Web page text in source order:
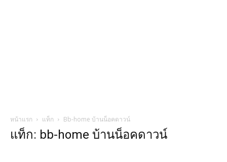
หน้าแรก แท็ก Bb-home บ้านน็อคดาวน์
แท็ก: bb-home บ้านน็อคดาวน์